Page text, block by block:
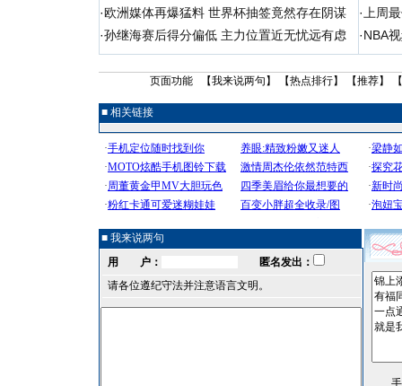
·欧洲媒体再爆猛料 世界杯抽签竟然存在阴谋
·孙继海赛后得分偏低 主力位置近无忧远有虑
· 上周
·NBA
页面功能 【我来说两句 】 【热点排行】 【推荐】
■ 相关链接
■ 我来说两句
用 户：
匿名发出：
请各位遵纪守法并注意语言文明。